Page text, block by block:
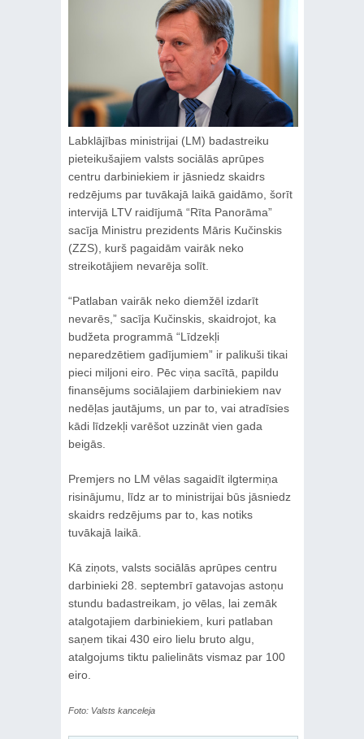
Labklājības ministrijai (LM) badastreiku
pieteikušajiem valsts sociālās aprūpes
centru darbiniekiem ir jāsniedz skaidrs
redzējums par tuvākajā laikā gaidāmo, šorīt
intervijā LTV raidījumā “Rīta Panorāma”
sacīja Ministru prezidents Māris Kučinskis
(ZZS), kurš pagaidām vairāk neko
streikotājiem nevarēja solīt.
“Patlaban vairāk neko diemžēl izdarīt
nevarēs,” sacīja Kučinskis, skaidrojot, ka
budžeta programmā “Līdzekļi
neparedzētiem gadījumiem” ir palikuši tikai
pieci miljoni eiro. Pēc viņa sacītā, papildu
finansējums sociālajiem darbiniekiem nav
nedēļas jautājums, un par to, vai atradīsies
kādi līdzekļi varēšot uzzināt vien gada
beigās.
Premjers no LM vēlas sagaidīt ilgtermiņa
risinājumu, līdz ar to ministrijai būs jāsniedz
skaidrs redzējums par to, kas notiks
tuvākajā laikā.
Kā ziņots, valsts sociālās aprūpes centru
darbinieki 28. septembrī gatavojas astoņu
stundu badastreikam, jo vēlas, lai zemāk
atalgotajiem darbiniekiem, kuri patlaban
saņem tikai 430 eiro lielu bruto algu,
atalgojums tiktu palielināts vismaz par 100
eiro.
Foto: Valsts kanceleja